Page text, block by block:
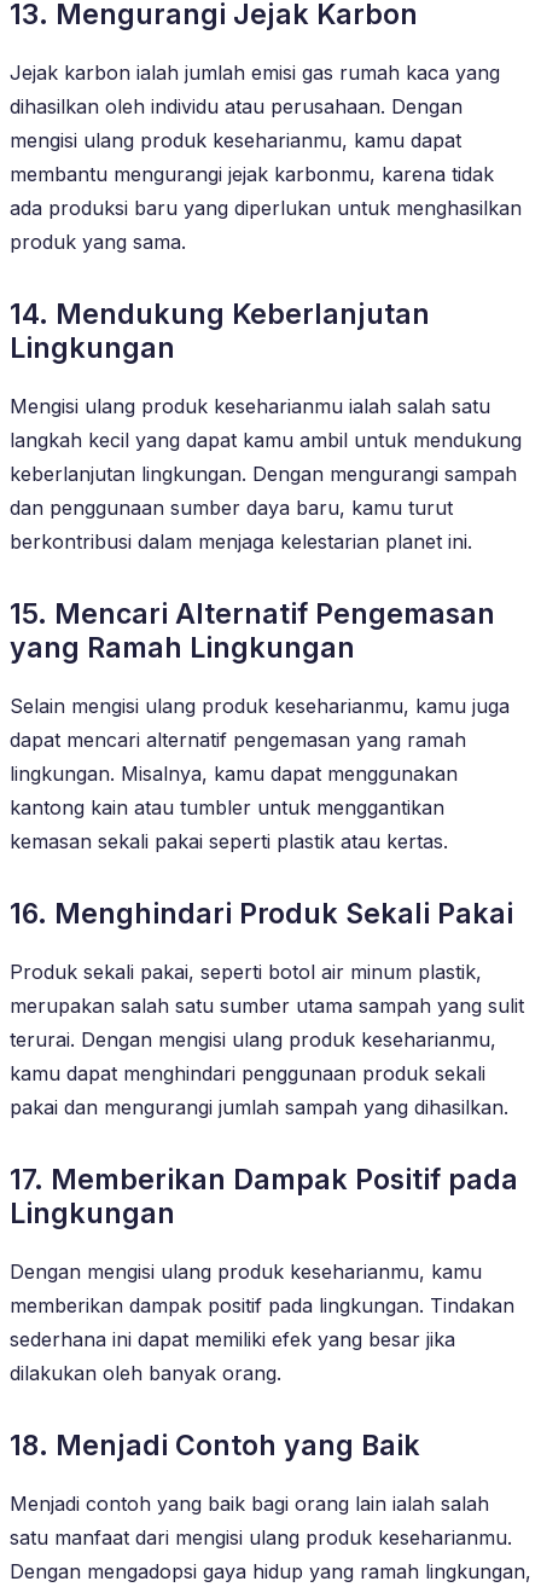
13. Mengurangi Jejak Karbon
Jejak karbon ialah jumlah emisi gas rumah kaca yang
dihasilkan oleh individu atau perusahaan. Dengan
mengisi ulang produk keseharianmu, kamu dapat
membantu mengurangi jejak karbonmu, karena tidak
ada produksi baru yang diperlukan untuk menghasilkan
produk yang sama.
14. Mendukung Keberlanjutan
Lingkungan
Mengisi ulang produk keseharianmu ialah salah satu
langkah kecil yang dapat kamu ambil untuk mendukung
keberlanjutan lingkungan. Dengan mengurangi sampah
dan penggunaan sumber daya baru, kamu turut
berkontribusi dalam menjaga kelestarian planet ini.
15. Mencari Alternatif Pengemasan
yang Ramah Lingkungan
Selain mengisi ulang produk keseharianmu, kamu juga
dapat mencari alternatif pengemasan yang ramah
lingkungan. Misalnya, kamu dapat menggunakan
kantong kain atau tumbler untuk menggantikan
kemasan sekali pakai seperti plastik atau kertas.
16. Menghindari Produk Sekali Pakai
Produk sekali pakai, seperti botol air minum plastik,
merupakan salah satu sumber utama sampah yang sulit
terurai. Dengan mengisi ulang produk keseharianmu,
kamu dapat menghindari penggunaan produk sekali
pakai dan mengurangi jumlah sampah yang dihasilkan.
17. Memberikan Dampak Positif pada
Lingkungan
Dengan mengisi ulang produk keseharianmu, kamu
memberikan dampak positif pada lingkungan. Tindakan
sederhana ini dapat memiliki efek yang besar jika
dilakukan oleh banyak orang.
18. Menjadi Contoh yang Baik
Menjadi contoh yang baik bagi orang lain ialah salah
satu manfaat dari mengisi ulang produk keseharianmu.
Dengan mengadopsi gaya hidup yang ramah lingkungan,